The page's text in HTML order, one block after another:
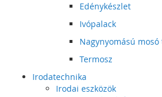
Edénykészlet
Ivópalack
Nagynyomású
Termosz
Irodatechnika
Irodai eszközök